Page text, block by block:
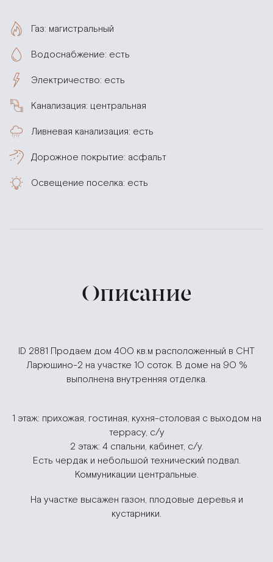
Газ: магистральный
Водоснабжение: есть
Электричество: есть
Канализация: центральная
Ливневая канализация: есть
Дорожное покрытие: асфальт
Освещение поселка: есть
Описание
ID 2881 Продаем дом 400 кв.м расположенный в СНТ
Ларюшино-2 на участке 10 соток. В доме на 90 %
выполнена внутренняя отделка.
1 этаж: прихожая, гостиная, кухня-столовая с выходом на
террасу, с/у
2 этаж: 4 спальни, кабинет, с/у.
Есть чердак и небольшой технический подвал.
Коммуникации центральные.
На участке высажен газон, плодовые деревья и
кустарники.